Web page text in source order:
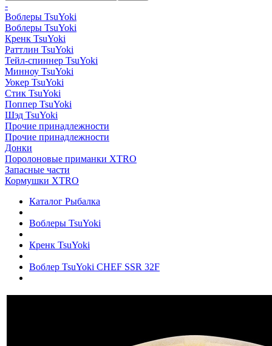
-
Воблеры TsuYoki
Воблеры TsuYoki
Кренк TsuYoki
Раттлин TsuYoki
Тейл-спиннер TsuYoki
Минноу TsuYoki
Уокер TsuYoki
Стик TsuYoki
Поппер TsuYoki
Шэд TsuYoki
Прочие принадлежности
Прочие принадлежности
Донки
Поролоновые приманки XTRO
Запасные части
Кормушки XTRO
Каталог Рыбалка
Воблеры TsuYoki
Кренк TsuYoki
Воблер TsuYoki CHEF SSR 32F